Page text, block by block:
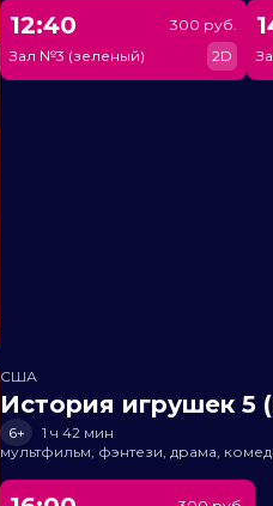
12:40
Зал №3 (зеленый)
300 руб.
2D
США
История игрушек 5
6+
1 ч 42 мин
мультфильм, фэнтези, драма,